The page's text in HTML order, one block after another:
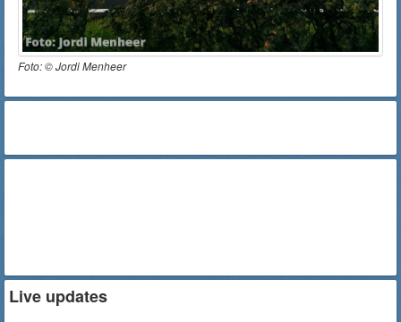
Foto: ©Jordi Menheer
Live updates